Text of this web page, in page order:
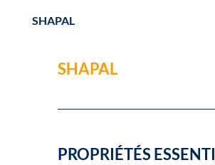
SHAPAL
SHAPAL
PROPRIÉTÉS